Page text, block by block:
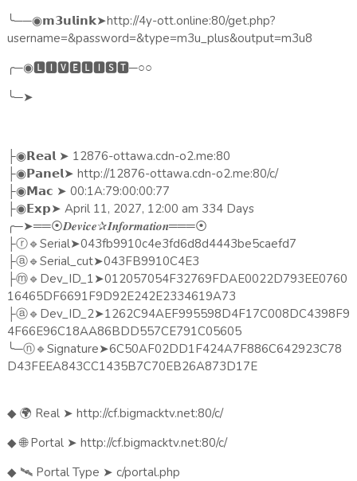
╰──◉𝗺𝟯𝘂𝗹𝗶𝗻𝗸➤http://4y-ott.online:80/get.php?
username=&password=&type=m3u_plus&output=m3u8
╭─◉🅻🅸🆅🅴🅻🅸🆂🆃─○○
╰─➤
├◉𝗥𝗲𝗮𝗹 ➤ 12876-ottawa.cdn-o2.me:80
├◉𝗣𝗮𝗻𝗲𝗹➤ http://12876-ottawa.cdn-o2.me:80/c/
├◉𝗠𝗮𝗰 ➤ 00:1A:79:00:00:77
├◉𝗘𝘅𝗽➤ April 11, 2027, 12:00 am 334 Days
╭─➤══⦿𝑫𝒆𝒗𝒊𝒄𝒆✰𝑰𝒏𝒇𝒐𝒓𝒎𝒂𝒕𝒊𝒐𝒏═══⦿
├ⓡ🔹Serial➤043fb9910c4e3fd6d8d4443be5caefd7
├ⓐ🔹Serial_cut➤043FB9910C4E3
├ⓜ🔹 Dev_ID_1➤012057054F32769FDAE0022D793EE0760
16465DF6691F9D92E242E2334619A73
├ⓐ🔹 Dev_ID_2➤1262C94AEF995598D4F17C008DC4398F9
4F66E96C18AA86BDD557CE791C05605
╰─ⓝ🔹Signature➤6C50AF02DD1F424A7F886C642923C78
D43FEEA843CC1435B7C70EB26A873D17E
◆ 🌍 Real ➤ http://cf.bigmacktv.net:80/c/
◆ 🌐Portal ➤ http://cf.bigmacktv.net:80/c/
◆ 🛰️Portal Type ➤ c/portal.php